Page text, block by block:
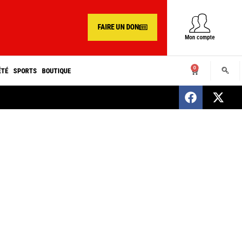
FAIRE UN DON
Mon compte
SPORTS BOUTIQUE 0
SENEGAL : Nomination d’un nouveau